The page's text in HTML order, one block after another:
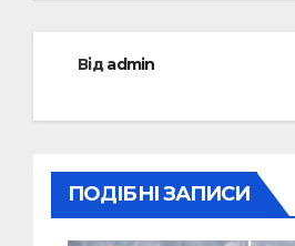
Відadmin
ПОДІБНІ ЗАПИСИ